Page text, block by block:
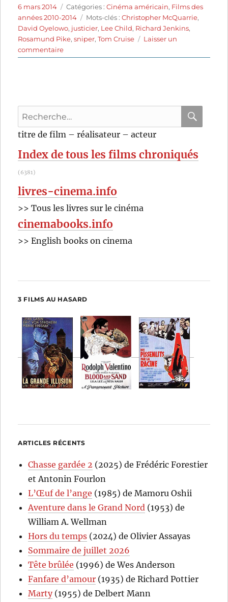
Publié
le
6 mars 2014 Catégories
Catégories :Cinéma américain, Films des
années 2010-2014
Étiquettes
Mots-clés :Christopher McQuarrie,
David Oyelowo, justicier, Lee Child, Richard Jenkins,
Rosamund Pike,sniper,Tom Cruise
Laisser un
commentairesur
Jack
McQuarrie
Recherche
pour
titre de film – réalisateur – acteur
Index de tous les films chroniqués
(6381)
livres-cinema.info
>> Tous les livres sur le cinéma
cinemabooks.info
>> English books on cinema
3 FILMS AU HASARD
ARTICLES RÉCENTS
Chasse gardée 2 (2025) de Frédéric Forestier
et Antonin Fourlon
L’Œuf de l’ange (1985) de Mamoru Oshii
Aventure dans le Grand Nord (1953) de
William A. Wellman
Hors du temps (2024) de Olivier Assayas
Sommaire de juillet 2026
Tête brûlée (1996) de Wes Anderson
Fanfare d’amour (1935) de Richard Pottier
Marty(1955) de Delbert Mann